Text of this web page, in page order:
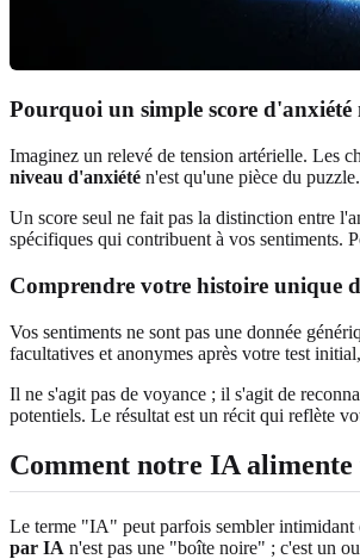
Pourquoi un simple score
Imaginez un relevé de tension artérielle. Les
niveau d'anxiété n'est qu'une pièce du
Un score seul ne fait pas la distinction entre
spécifiques qui contribuent à vos sentiments.
Comprendre votre histoire unique
Vos sentiments ne sont pas une donnée
facultatives et anonymes après votre test
Il ne s'agit pas de voyance ; il s'agit de
potentiels. Le résultat est un récit qui reflète
Comment notre IA alimente
Le terme "IA" peut parfois sembler intimidant
par IA n'est pas une "boîte noire" ; c'est un